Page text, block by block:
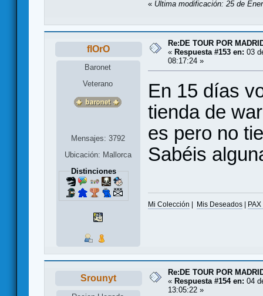
« Última modificación: 25 de
flOrO
Baronet
Veterano
Mensajes: 3792
Ubicación: Mallorca
Distinciones
Re:DE TOUR POR
« Respuesta #153 en: 03
08:17:24 »
En 15 días
tienda de
es pero no
Sabéis
Mi Colección | Mis Deseados |
Srounyt
Re:DE TOUR POR
« Respuesta #154 en: 04
13:05:22 »